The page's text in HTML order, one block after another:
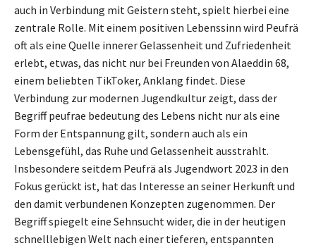
auch in Verbindung mit Geistern steht, spielt hierbei eine
zentrale Rolle. Mit einem positiven Lebenssinn wird Peufrä
oft als eine Quelle innerer Gelassenheit und Zufriedenheit
erlebt, etwas, das nicht nur bei Freunden von Alaeddin 68,
einem beliebten TikToker, Anklang findet. Diese
Verbindung zur modernen Jugendkultur zeigt, dass der
Begriff peufrae bedeutung des Lebens nicht nur als eine
Form der Entspannung gilt, sondern auch als ein
Lebensgefühl, das Ruhe und Gelassenheit ausstrahlt.
Insbesondere seitdem Peufrä als Jugendwort 2023 in den
Fokus gerückt ist, hat das Interesse an seiner Herkunft und
den damit verbundenen Konzepten zugenommen. Der
Begriff spiegelt eine Sehnsucht wider, die in der heutigen
schnelllebigen Welt nach einer tieferen, entspannten